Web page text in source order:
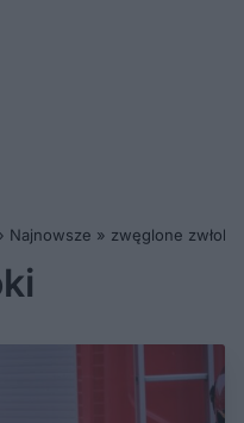
Najnowsze » zwęglone zwłoki